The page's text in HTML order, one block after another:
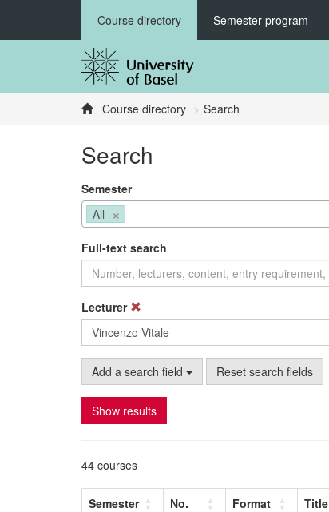
Course directory Semester program
Course directory Search
Search
Semester
×
All
Full-text search
Lecturer
Add a search field Reset search fields
Show results
44 courses
Semester No. Format Title